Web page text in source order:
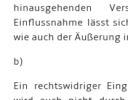
hinausgehenden
Einflussnahme lässt
wie auch der Äußerung
b)
Ein rechtswidriger